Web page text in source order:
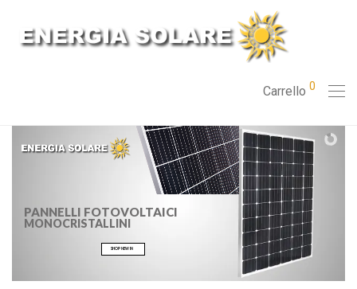
Carrello 0
PANNELLI FOTOVOLTAICI
MONOCRISTALLINI
SHOP NEW IN